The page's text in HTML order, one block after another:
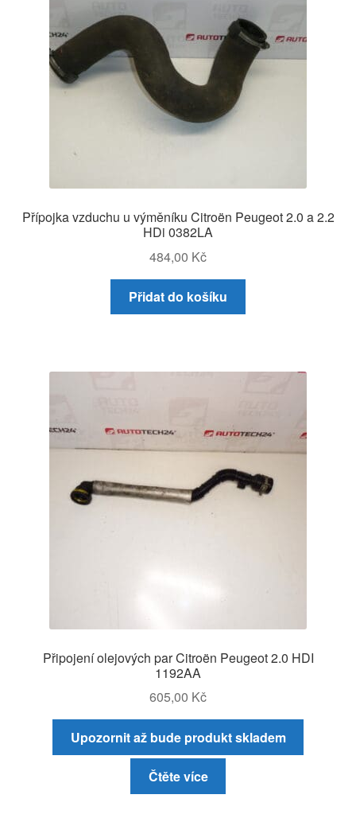
Přípojka vzduchu u výměníku Citroën Peugeot 2.0 a 2.2
HDi 0382LA
484,00 Kč
Přidat do košíku
Připojení olejových par Citroën Peugeot 2.0 HDI
1192AA
605,00 Kč
Upozornit až bude produkt skladem
Čtěte více